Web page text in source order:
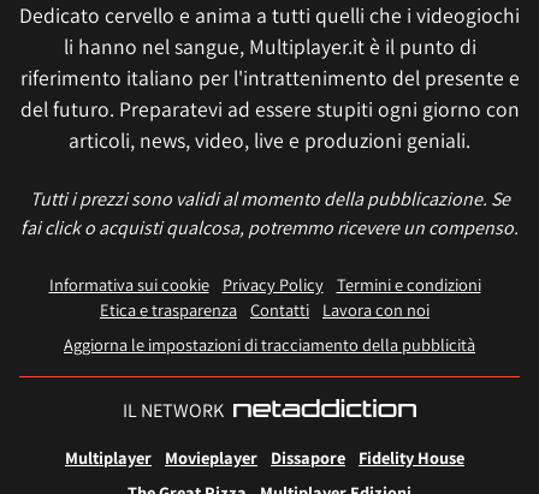
Dedicato cervello e anima a tutti quelli che i videogiochi
li hanno nel sangue, Multiplayer.it è il punto di
riferimento italiano per l'intrattenimento del presente e
del futuro. Preparatevi ad essere stupiti ogni giorno con
articoli, news, video, live e produzioni geniali.
Tutti i prezzi sono validi al momento della pubblicazione. Se
fai click o acquisti qualcosa, potremmo ricevere un compenso.
Informativa sui cookie Privacy Policy
Termini e condizioni
Etica e trasparenza Contatti
Lavora con noi
Aggiorna le impostazioni di tracciamento della pubblicità
IL NETWORK
Multiplayer Movieplayer Dissapore
Fidelity House